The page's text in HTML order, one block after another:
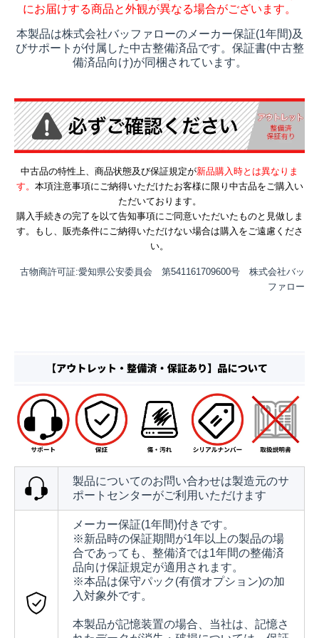
にお届けする商品と外観が異なる場合がございます。
本製品は株式会社バッファローのメーカー保証(1年間)及
びサポートが付属した中古整備済品です。保証書(中古整
備済品向け)が同梱されています。
中古品の特性上、商品状態及び保証規定が新品購入時とは異なりま
す。 本項注意事項にご納得いただけたお客様に限り中古品をご購入い
ただいております。
購入手続きの完了を以て告知事項にご同意いただいたものと見做しま
す。もし、販売条件にご納得いただけない場合は購入をご遠慮くださ
い。
古物商許可証:愛知県公安委員会 第541161709600号 株式会社バッ
ファロー
製品についてのお問い合わせは製造元のサ
ポートセンターがご利用いただけます
メーカー保証(1年間)付きです。
※新品時の保証期間が1年以上の製品の場
合であっても、整備済では1年間の整備済
品向け保証規定が適用されます。
※本品は保守パック(有償オプション)の加
入対象外です。
本製品が記憶装置の場合、当社は、記憶さ